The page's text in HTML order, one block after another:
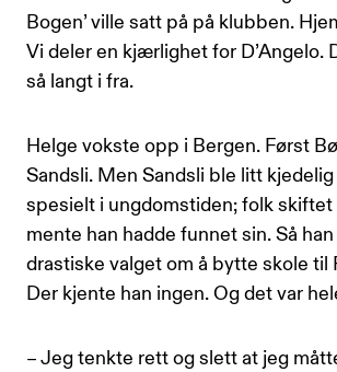
Bogen’ ville satt på på klubben.
Vi deler en kjærlighet for D’Angelo.
så langt i fra.
Helge vokste opp i Bergen. Først
Sandsli. Men Sandsli ble litt
spesielt i ungdomstiden; folk skiftet
mente han hadde funnet sin. Så
drastiske valget om å bytte skole til
Der kjente han ingen. Og det var
– Jeg tenkte rett og slett at jeg